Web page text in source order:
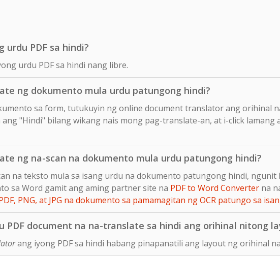
PDF sa hindi?
urdu PDF sa hindi nang libre.
ng dokumento mula urdu patungong hindi?
sa form, tutukuyin ng online document translator ang orihinal
"Hindi" bilang wikang nais mong pag-translate-an, at i-click lamang
ng na-scan na dokumento mula urdu patungong hindi?
na teksto mula sa isang urdu na dokumento patungong hindi, ngunit
sa Word gamit ang aming partner site na PDF to Word Converter na
PNG, at JPG na dokumento sa pamamagitan ng OCR patungo sa
PDF document na na-translate sa hindi ang orihinal nitong
ang iyong PDF sa hindi habang pinapanatili ang layout ng orihinal